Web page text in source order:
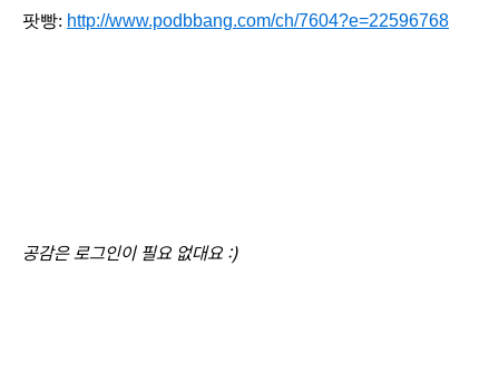
팟빵: http://www.podbbang.com/ch/7604?e=22596768
공감은로그인이 필요 없대요 :)